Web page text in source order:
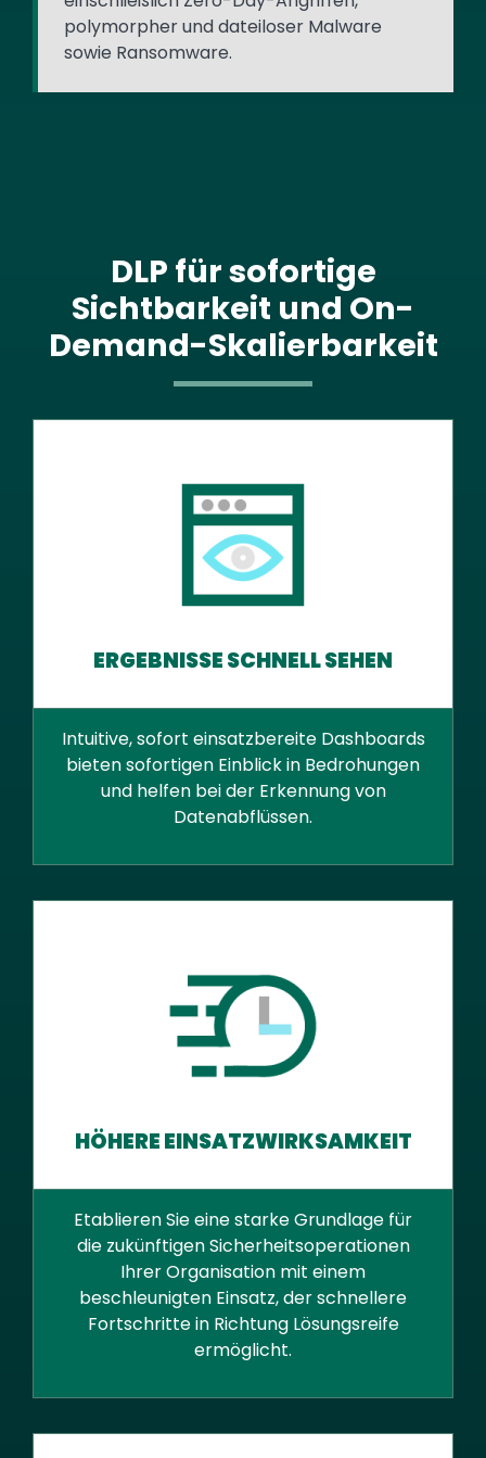
polymorpher und dateiloser Malware
sowie Ransomware.
DLP für sofortige
Sichtbarkeit und On-
Demand-Skalierbarkeit
ERGEBNISSE SCHNELL SEHEN
Intuitive, sofort einsatzbereite Dashboards
bieten sofortigen Einblick in Bedrohungen
und helfen bei der Erkennung von
Datenabflüssen.
HÖHERE EINSATZWIRKSAMKEIT
Etablieren Sie eine starke Grundlage für
die zukünftigen Sicherheitsoperationen
Ihrer Organisation mit einem
beschleunigten Einsatz, der schnellere
Fortschritte in Richtung Lösungsreife
ermöglicht.